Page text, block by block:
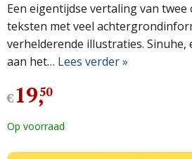
Een eigentijdse vertaling van twee
teksten met veel
verhelderende illustraties.
aan het… Lees verder »
€19,
50
Op voorraad